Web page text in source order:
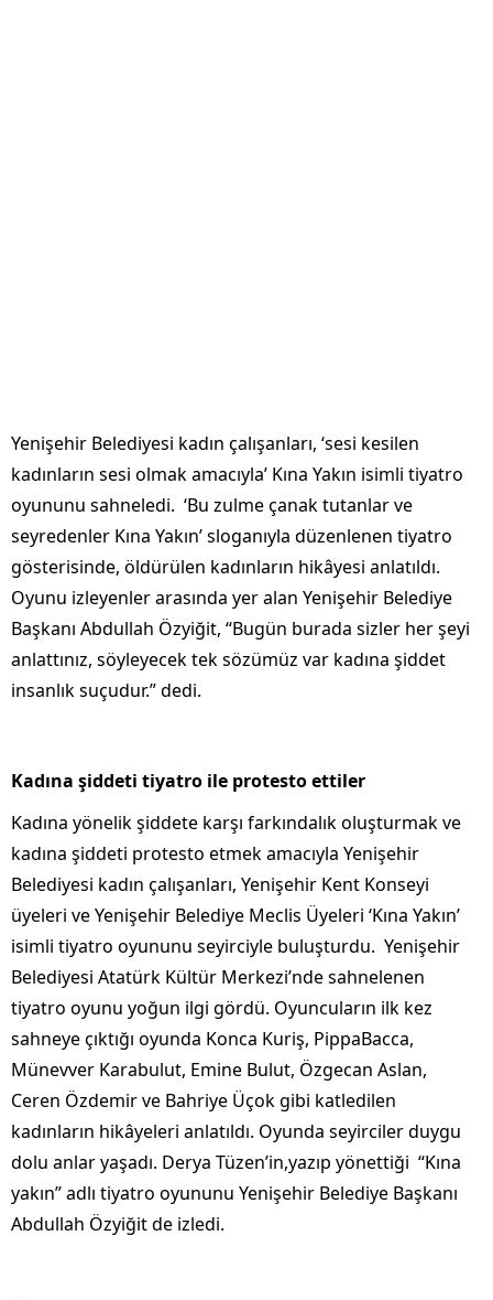
Yenişehir Belediyesi kadın çalışanları, ‘sesi kesilen
kadınların sesi olmak amacıyla’ Kına Yakın isimli tiyatro
oyununu sahneledi. ‘Bu zulme çanak tutanlar ve
seyredenler Kına Yakın’ sloganıyla düzenlenen tiyatro
gösterisinde, öldürülen kadınların hikâyesi anlatıldı.
Oyunu izleyenler arasında yer alan Yenişehir Belediye
Başkanı Abdullah Özyiğit, “Bugün burada sizler her şeyi
anlattınız, söyleyecek tek sözümüz var kadına şiddet
insanlık suçudur.” dedi.
Kadına şiddeti tiyatro ile protesto ettiler
Kadına yönelik şiddete karşı farkındalık oluşturmak ve
kadına şiddeti protesto etmek amacıyla Yenişehir
Belediyesi kadın çalışanları, Yenişehir Kent Konseyi
üyeleri ve Yenişehir Belediye Meclis Üyeleri ‘Kına Yakın’
isimli tiyatro oyununu seyirciyle buluşturdu. Yenişehir
Belediyesi Atatürk Kültür Merkezi’nde sahnelenen
tiyatro oyunu yoğun ilgi gördü. Oyuncuların ilk kez
sahneye çıktığı oyunda Konca Kuriş, PippaBacca,
Münevver Karabulut, Emine Bulut, Özgecan Aslan,
Ceren Özdemir ve Bahriye Üçok gibi katledilen
kadınların hikâyeleri anlatıldı. Oyunda seyirciler duygu
dolu anlar yaşadı. Derya Tüzen’in,yazıp yönettiği “Kına
yakın” adlı tiyatro oyununu Yenişehir Belediye Başkanı
Abdullah Özyiğit de izledi.